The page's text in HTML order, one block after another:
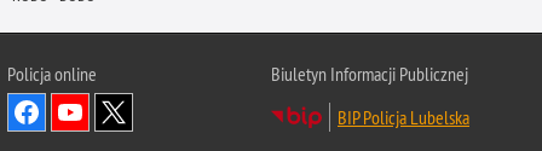
Policja online
Biuletyn Informacji Publicznej
BIP Policja Lubelska